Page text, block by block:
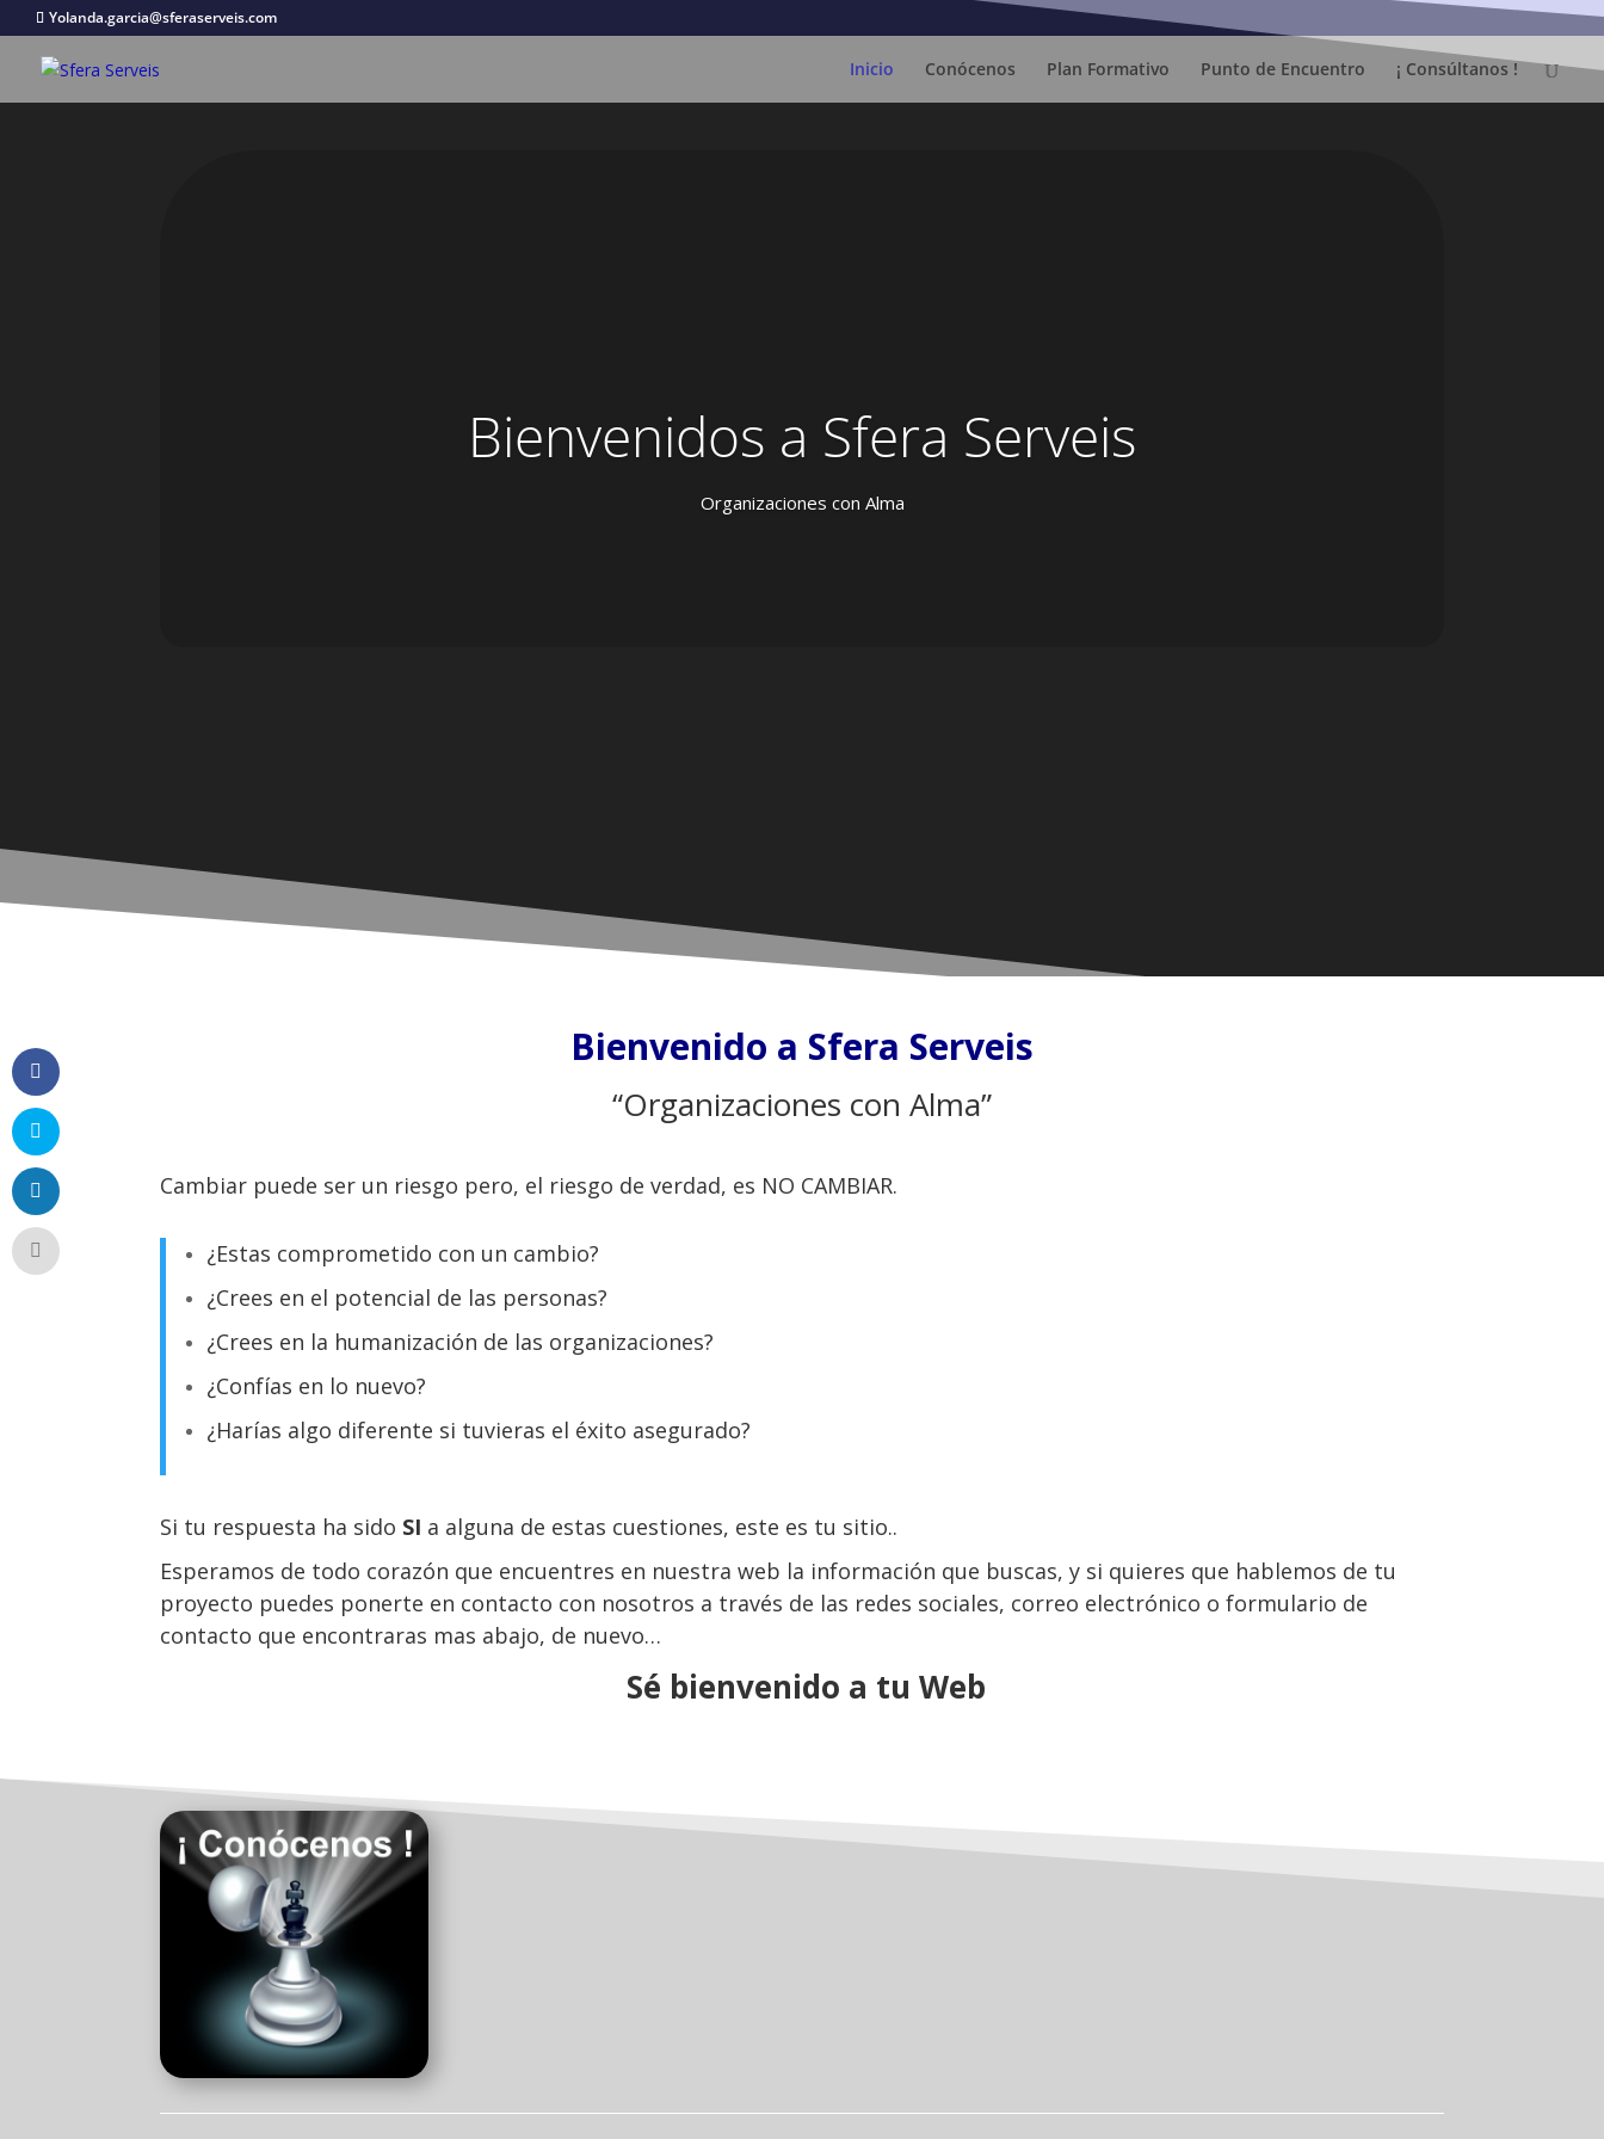
Yolanda.garcia@sferaserveis.com
Inicio Conócenos Plan Formativo Punto de Encuentro ¡ Consúltanos !
Bienvenidos a Sfera Serveis
Organizaciones con Alma
Bienvenido a Sfera Serveis
“Organizaciones con Alma”
Cambiar puede ser un riesgo pero, el riesgo de verdad, es NO CAMBIAR.
¿Estas comprometido con un cambio?
¿Crees en el potencial de las personas?
¿Crees en la humanización de las organizaciones?
¿Confías en lo nuevo?
¿Harías algo diferente si tuvieras el éxito asegurado?
Si tu respuesta ha sido SI a alguna de estas cuestiones, este es tu sitio..
Esperamos de todo corazón que encuentres en nuestra web la información que buscas, y si quieres que hablemos de tu
proyecto puedes ponerte en contacto con nosotros a través de las redes sociales, correo electrónico o formulario de
contacto que encontraras mas abajo, de nuevo…
Sé bienvenido a tu Web